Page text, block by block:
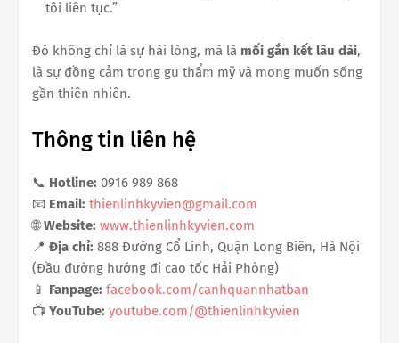
tôi liên tục.”
Đó không chỉ là sự hài lòng, mà là mối gắn kết lâu dài,
là sự đồng cảm trong gu thẩm mỹ và mong muốn sống
gần thiên nhiên.
Thông tin liên hệ
📞 Hotline: 0916 989 868
📧 Email: thienlinhkyvien@gmail.com
🌐Website: www.thienlinhkyvien.com
📍 Địa chỉ: 888 Đường Cổ Linh, Quận Long Biên, Hà Nội
(Đầu đường hướng đi cao tốc Hải Phòng)
📱 Fanpage: facebook.com/canhquannhatban
📺 YouTube: youtube.com/@thienlinhkyvien